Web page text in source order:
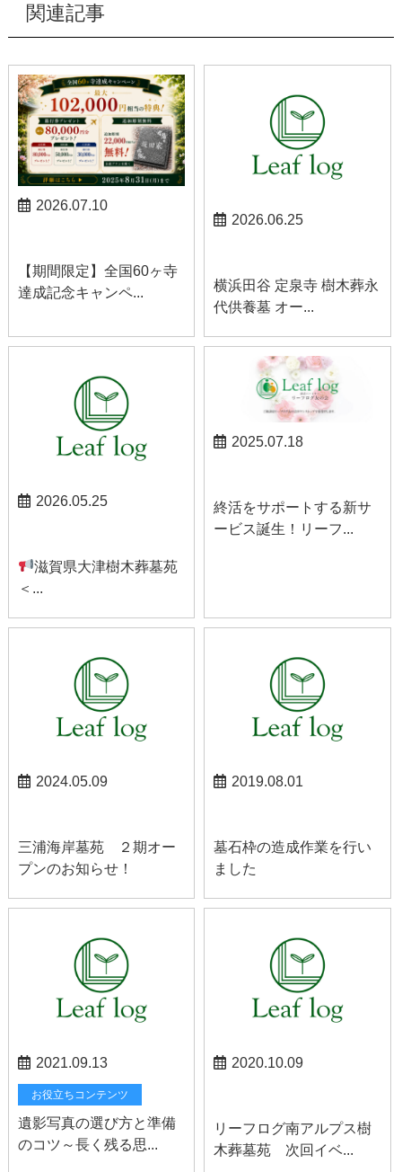
関連記事
2026.07.10
【期間限定】全国60ヶ寺
達成記念キャンペ...
2026.06.25
横浜田谷 定泉寺 樹木葬永
代供養墓 オー...
2026.05.25
滋賀県大津樹木葬墓苑
＜...
2025.07.18
終活をサポートする新サ
ービス誕生！リーフ...
2024.05.09
三浦海岸墓苑 ２期オー
プンのお知らせ！
2019.08.01
墓石枠の造成作業を行い
ました
2021.09.13
お役立ちコンテンツ
遺影写真の選び方と準備
のコツ～長く残る思...
2020.10.09
リーフログ南アルプス樹
木葬墓苑 次回イベ...